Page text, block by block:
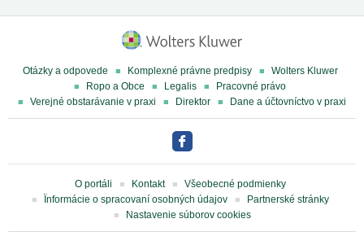
Otázky a odpovede Komplexné právne predpisy
Wolters Kluwer
Ropo a Obce
Legalis
Pracovné právo
Verejné obstarávanie v praxi
Direktor Dane a účtovníctvo v praxi
O portáli Kontakt
Všeobecné podmienky
Ïnformácie o spracovaní osobných údajov
Partnerské stránky
Nastavenie súborov cookies